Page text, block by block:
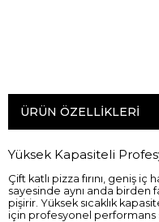
ÜRÜN ÖZELLIKLERI
Yüksek Kapasiteli
Çift katlı pizza fırını, geniş
sayesinde aynı anda birden
pişirir. Yüksek sıcaklık
için profesyonel performans